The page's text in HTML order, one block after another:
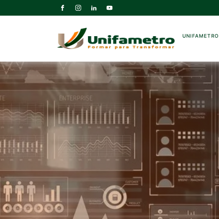
UNIFAMETRO